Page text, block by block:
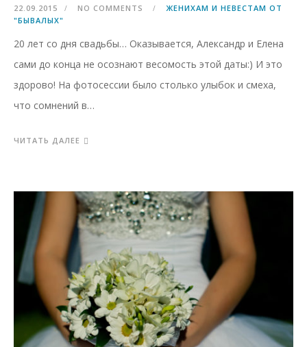
22.09.2015 NO COMMENTS
ЖЕНИХАМ И НЕВЕСТАМ ОТ
"БЫВАЛЫХ"
20 лет со дня свадьбы… Оказывается, Александр и Елена
сами до конца не осознают весомость этой даты:) И это
здорово! На фотосессии было столько улыбок и смеха,
что сомнений в…
ЧИТАТЬ ДАЛЕЕ